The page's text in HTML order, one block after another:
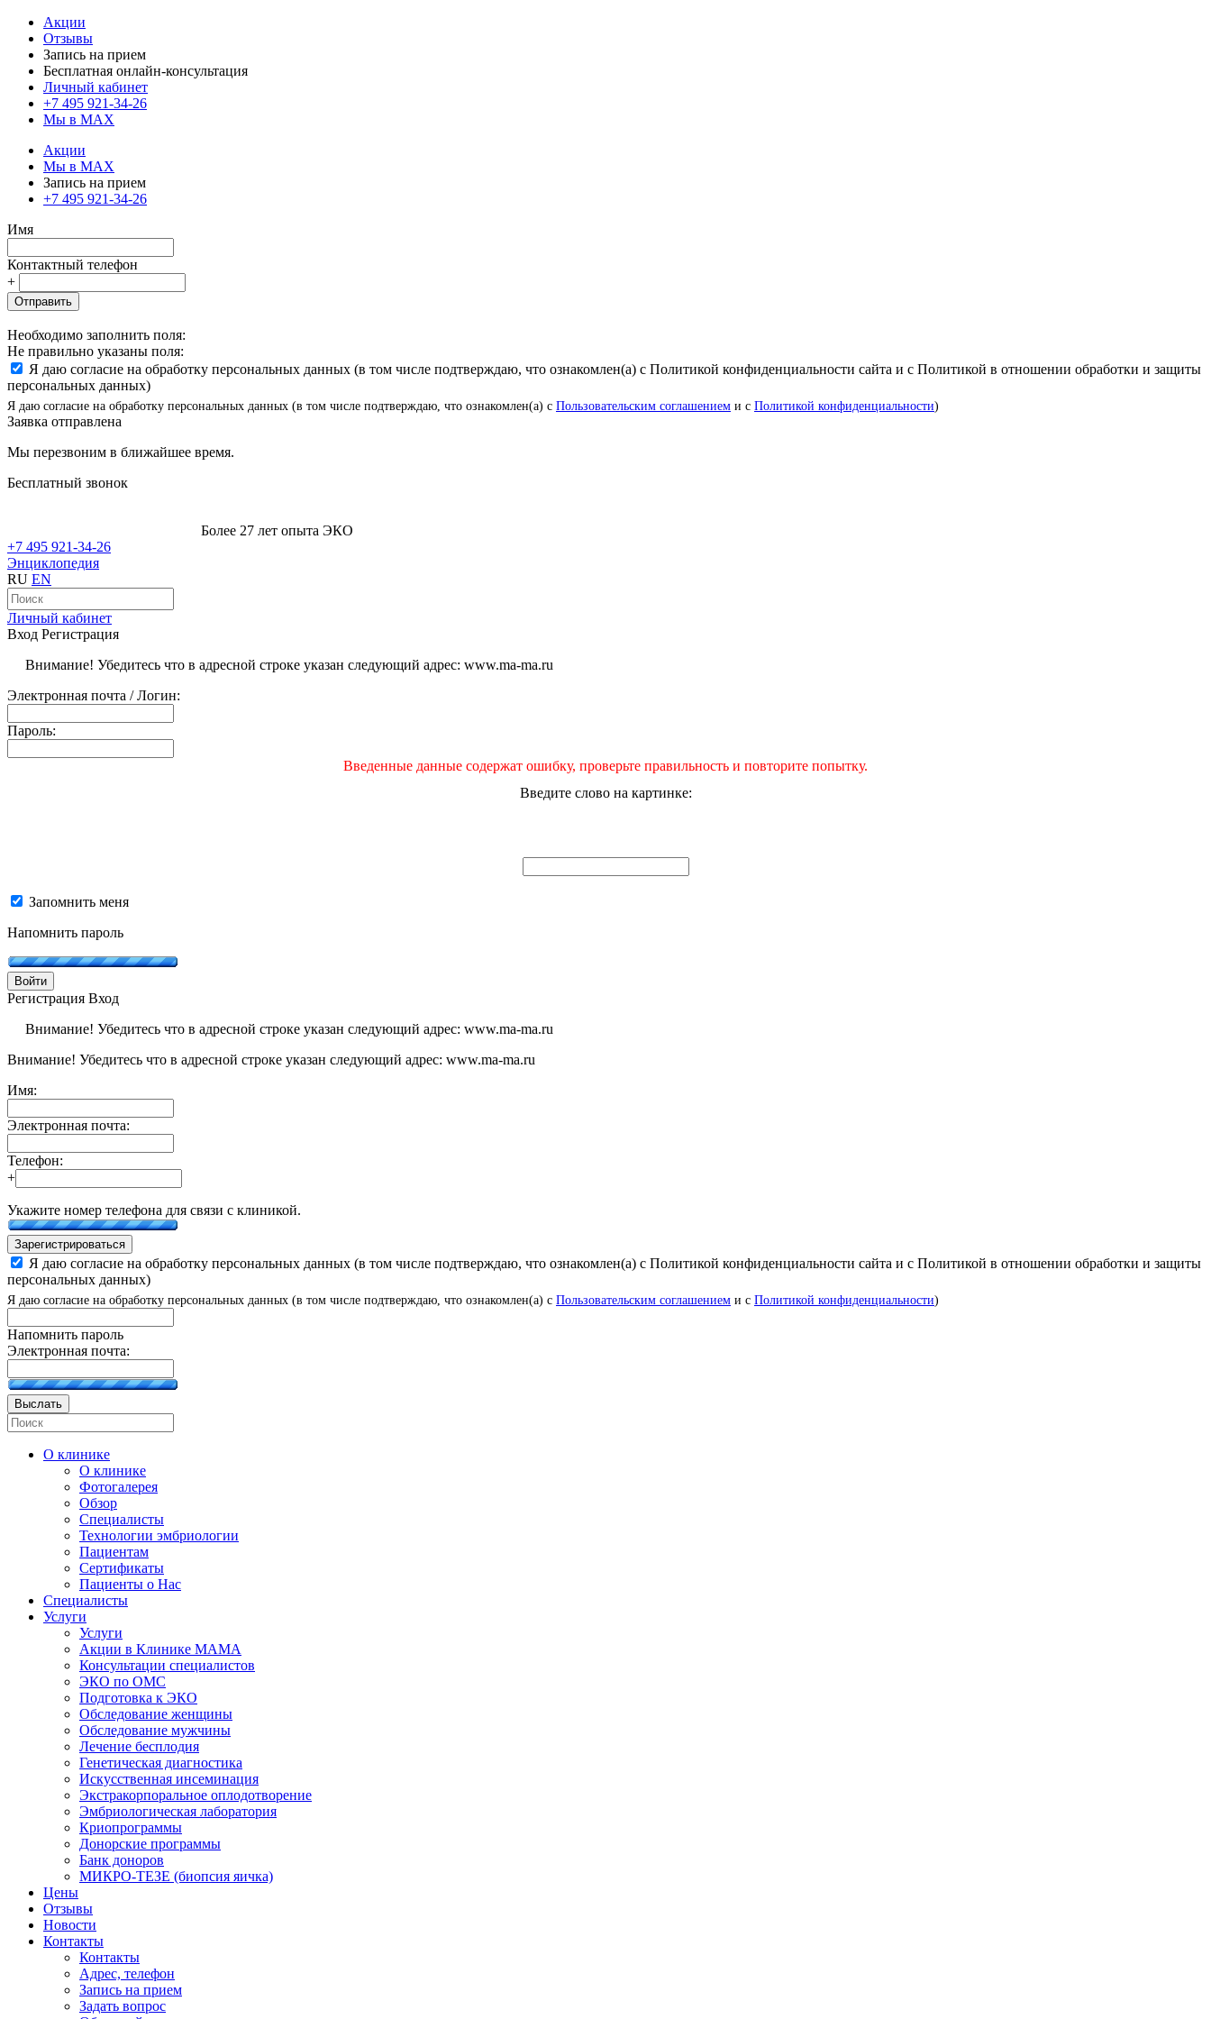
Акции
Отзывы
Запись на прием
Бесплатная онлайн-консультация
Личный кабинет
+7 495 921-34-26
Мы в MAX
Акции
Мы в MAX
Запись на прием
+7 495 921-34-26
Имя
Контактный телефон
+
Отправить
Необходимо заполнить поля:
Не правильно указаны поля:
Я даю согласие на обработку персональных данных (в том числе подтверждаю, что ознакомлен(а) с Политикой конфиденциальности сайта и с Политикой в отношении обработки и защиты
персональных данных)
Я даю согласие на обработку персональных данных (в том числе подтверждаю, что ознакомлен(а) с Пользовательским соглашением и с Политикой конфиденциальности)
Заявка отправлена
Мы перезвоним в ближайшее время.
Бесплатный звонок
Более 27 лет опыта ЭКО
+7 495 921-34-26
Энциклопедия
RU EN
Личный кабинет
Вход Регистрация
Внимание! Убедитесь что в адресной строке указан следующий адрес: www.ma-ma.ru
Электронная почта / Логин:
Пароль:
Введенные данные содержат ошибку, проверьте правильность и повторите попытку.
Введите слово на картинке:
Запомнить меня
Напомнить пароль
Войти
Регистрация Вход
Внимание! Убедитесь что в адресной строке указан следующий адрес: www.ma-ma.ru
Внимание! Убедитесь что в адресной строке указан следующий адрес: www.ma-ma.ru
Имя:
Электронная почта:
Телефон:
+
Укажите номер телефона для связи с клиникой.
Зарегистрироваться
Я даю согласие на обработку персональных данных (в том числе подтверждаю, что ознакомлен(а) с Политикой конфиденциальности сайта и с Политикой в отношении обработки и защиты
персональных данных)
Я даю согласие на обработку персональных данных (в том числе подтверждаю, что ознакомлен(а) с Пользовательским соглашением и с Политикой конфиденциальности)
Напомнить пароль
Электронная почта:
Выслать
О клинике
О клинике
Фотогалерея
Обзор
Специалисты
Технологии эмбриологии
Пациентам
Сертификаты
Пациенты о Нас
Специалисты
Услуги
Услуги
Акции в Клинике МАМА
Консультации специалистов
ЭКО по ОМС
Подготовка к ЭКО
Обследование женщины
Обследование мужчины
Лечение бесплодия
Генетическая диагностика
Искусственная инсеминация
Экстракорпоральное оплодотворение
Эмбриологическая лаборатория
Криопрограммы
Донорские программы
Банк доноров
МИКРО-ТЕЗЕ (биопсия яичка)
Цены
Отзывы
Новости
Контакты
Контакты
Адрес, телефон
Запись на прием
Задать вопрос